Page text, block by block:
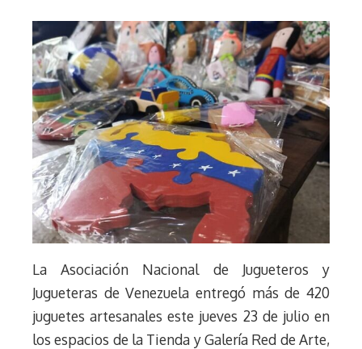
La Asociación Nacional de Jugueteros y
Jugueteras de Venezuela entregó más de 420
juguetes artesanales este jueves 23 de julio en
los espacios de la Tienda y Galería Red de Arte,